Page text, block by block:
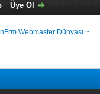
Üye Ol
Webmaster Dünyası ~